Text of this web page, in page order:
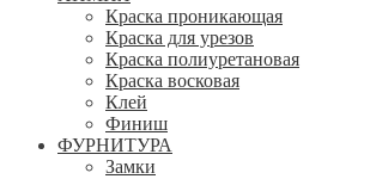
Краска проникающая
Краска для урезов
Краска полиуретановая
Краска восковая
Клей
Финиш
ФУРНИТУРА
Замки